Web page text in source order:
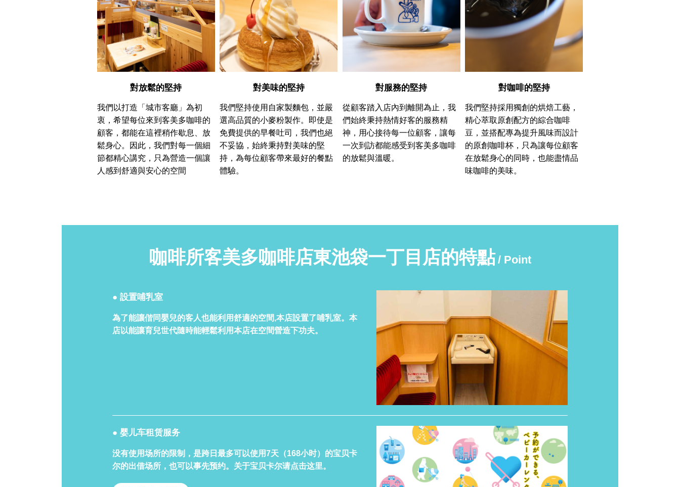
對放鬆的堅持
我們以打造「城市客廳」為初
衷，希望每位來到客美多咖啡的
顧客，都能在這裡稍作歇息、放
鬆身心。因此，我們對每一個細
節都精心講究，只為營造一個讓
人感到舒適與安心的空間
對美味的堅持
我們堅持使用自家製麵包，並嚴
選高品質的小麥粉製作。即使是
免費提供的早餐吐司，我們也絕
不妥協，始終秉持對美味的堅
持，為每位顧客帶來最好的餐點
體驗。
對服務的堅持
從顧客踏入店內到離開為止，我
們始終秉持熱情好客的服務精
神，用心接待每一位顧客，讓每
一次到訪都能感受到客美多咖啡
的放鬆與溫暖。
對咖啡的堅持
我們堅持採用獨創的烘焙工藝，
精心萃取原創配方的綜合咖啡
豆，並搭配專為提升風味而設計
的原創咖啡杯，只為讓每位顧客
在放鬆身心的同時，也能盡情品
味咖啡的美味。
咖啡所客美多咖啡店東池袋一丁目店的特點 / Point
● 設置哺乳室
為了能讓偕同嬰兒的客人也能利用舒適的空間,本店設置了哺乳室。本
店以能讓育兒世代隨時能輕鬆利用本店在空間營造下功夫。
● 婴儿车租赁服务
没有使用场所的限制，是跨日最多可以使用7天（168小时）的宝贝卡
尔的出借场所，也可以事先预约。关于宝贝卡尔请点击这里。